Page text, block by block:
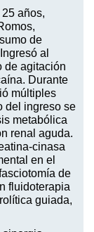
años,
de
al
de agitación
Durante
múltiples
del ingreso se
metabólica
renal aguda.
cinasa
en el
de
fluidoterapia
guiada,